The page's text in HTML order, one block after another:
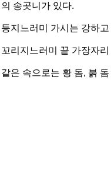
의 송곳니가 있다.
등지느러미 가시는 강하
꼬리지느러미 끝 가장자
같은 속으로는 황 돔, 붉